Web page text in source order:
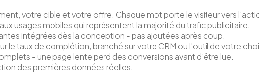
votre cible et votre offre. Chaque mot porte le visiteur vers
usages mobiles qui représentent la majorité du trafic publicitaire.
intégrées dès la conception - pas ajoutées après coup.
le taux de complétion, branché sur votre CRM ou l'outil de votre
- une page lente perd des conversions avant d'être lue.
des premières données réelles.